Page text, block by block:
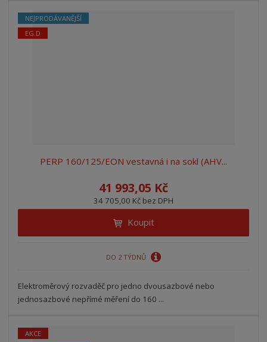
NEJPRODÁVANĚJŠÍ
EG.D
PERP 160/125/EON vestavná i na sokl (AHV...
41 993,05 Kč
34 705,00 Kč bez DPH
Koupit
DO 2 TÝDNŮ
Elektroměrový rozvaděč pro jedno dvousazbové nebo
jednosazbové nepřímé měření do 160 ...
AKCE